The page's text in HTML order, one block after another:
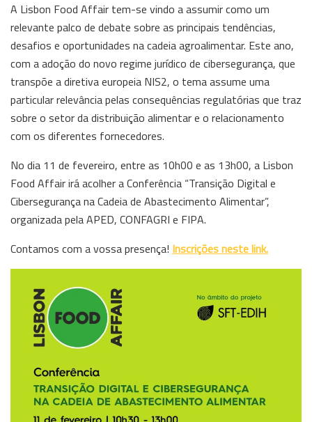
A Lisbon Food Affair tem-se vindo a assumir como um
relevante palco de debate sobre as principais tendências,
desafios e oportunidades na cadeia agroalimentar. Este ano,
com a adoção do novo regime jurídico de cibersegurança, que
transpõe a diretiva europeia NIS2, o tema assume uma
particular relevância pelas consequências regulatórias que traz
sobre o setor da distribuição alimentar e o relacionamento
com os diferentes fornecedores.
No dia 11 de fevereiro, entre as 10h00 e as 13h00, a Lisbon
Food Affair irá acolher a Conferência “Transição Digital e
Cibersegurança na Cadeia de Abastecimento Alimentar”,
organizada pela APED, CONFAGRI e FIPA.
Contamos com a vossa presença! Inscrições neste link.